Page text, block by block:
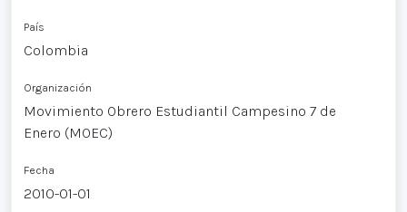
País
Colombia
Organización
Movimiento Obrero Estudiantil Campesino 7 de
Enero (MOEC)
Fecha
2010-01-01